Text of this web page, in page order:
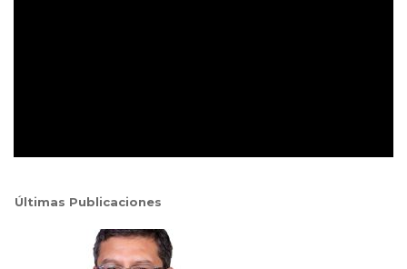
Últimas Publicaciones